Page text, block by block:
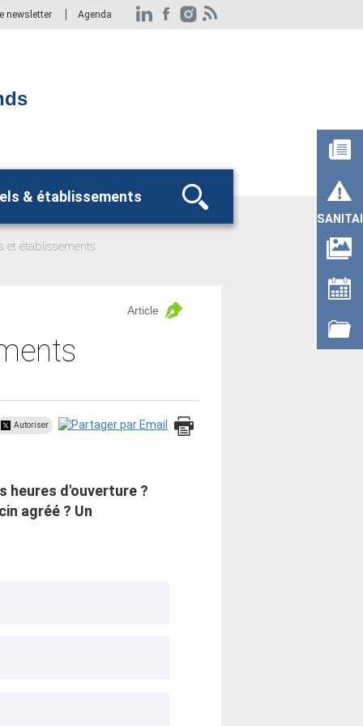
newsletter Agenda
& établissements
Rechercher
et établissements
Article
Autoriser
heures d'ouverture ?
agréé ? Un